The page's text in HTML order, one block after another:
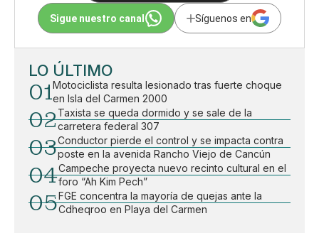
Sigue nuestro canal Síguenos en
LO ÚLTIMO
01Motociclista resulta lesionado tras fuerte choque
en Isla del Carmen 2000
02Taxista se queda dormido y se sale de la
carretera federal 307
03Conductor pierde el control y se impacta contra
poste en la avenida Rancho Viejo de Cancún
04Campeche proyecta nuevo recinto cultural en el
foro “Ah Kim Pech”
05FGE concentra la mayoría de quejas ante la
Cdheqroo en Playa del Carmen